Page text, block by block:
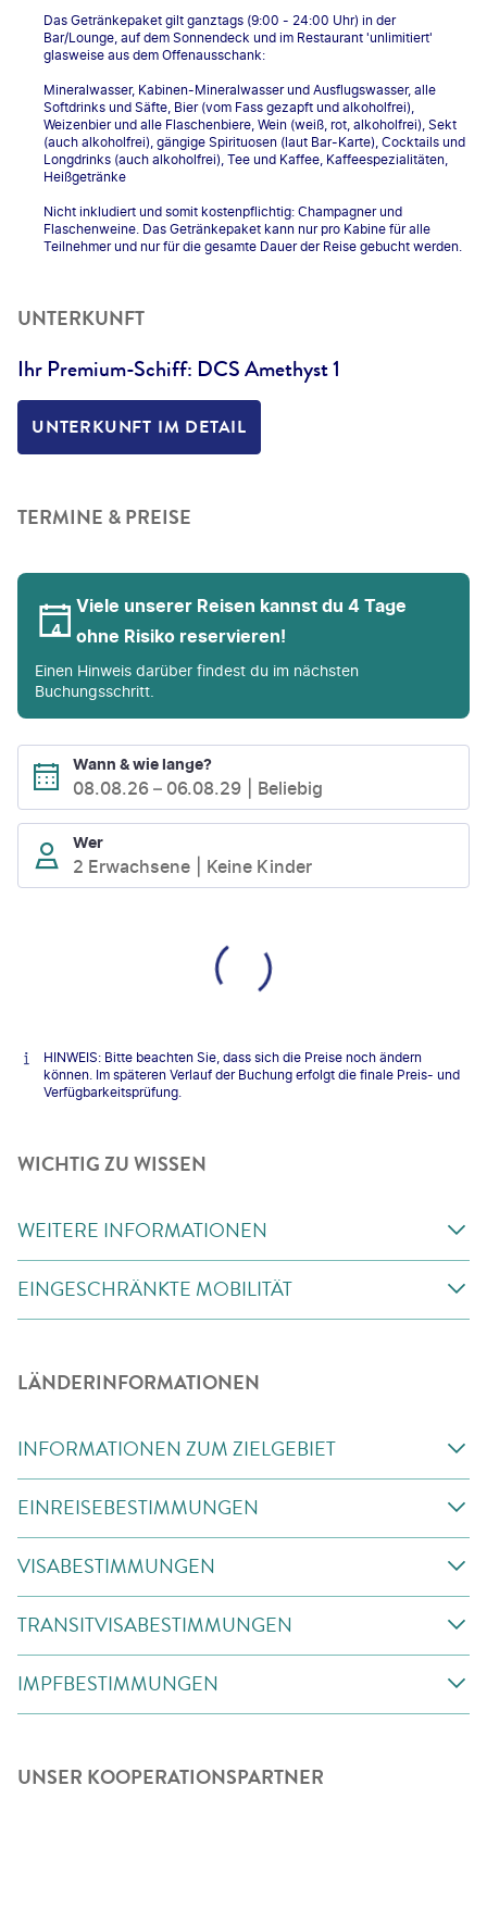
Das Getränkepaket gilt ganztags (9:00 - 24:00 Uhr) in der
Bar/Lounge, auf dem Sonnendeck und im Restaurant 'unlimitiert'
glasweise aus dem Offenausschank:
Mineralwasser, Kabinen-Mineralwasser und Ausflugswasser, alle
Softdrinks und Säfte, Bier (vom Fass gezapft und alkoholfrei),
Weizenbier und alle Flaschenbiere, Wein (weiß, rot, alkoholfrei), Sekt
(auch alkoholfrei), gängige Spirituosen (laut Bar-Karte), Cocktails und
Longdrinks (auch alkoholfrei), Tee und Kaffee, Kaffeespezialitäten,
Heißgetränke
Nicht inkludiert und somit kostenpflichtig: Champagner und
Flaschenweine. Das Getränkepaket kann nur pro Kabine für alle
Teilnehmer und nur für die gesamte Dauer der Reise gebucht werden.
UNTERKUNFT
Ihr Premium-Schiff: DCS Amethyst 1
UNTERKUNFT IM DETAIL
TERMINE & PREISE
Viele unserer Reisen kannst du 4 Tage
ohne Risiko reservieren!
Einen Hinweis darüber findest du im nächsten
Buchungsschritt.
Wann & wie lange?
08.08.26 – 06.08.29 Beliebig
Wer
2 Erwachsene Keine Kinder
HINWEIS: Bitte beachten Sie, dass sich die Preise noch ändern
können. Im späteren Verlauf der Buchung erfolgt die finale Preis- und
Verfügbarkeitsprüfung.
WICHTIG ZU WISSEN
WEITERE INFORMATIONEN
EINGESCHRÄNKTE MOBILITÄT
LÄNDERINFORMATIONEN
INFORMATIONEN ZUM ZIELGEBIET
EINREISEBESTIMMUNGEN
VISABESTIMMUNGEN
TRANSITVISABESTIMMUNGEN
IMPFBESTIMMUNGEN
UNSER KOOPERATIONSPARTNER